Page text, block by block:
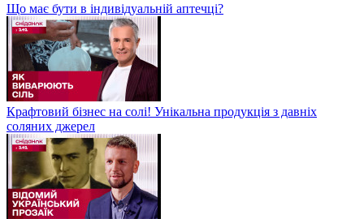
Що має бути в індивідуальній аптечці?
Крафтовий бізнес на солі! Унікальна продукція з давніх
соляних джерел